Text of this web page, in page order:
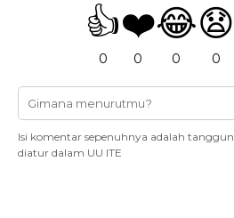
👍
0
❤️
0
😂
0
😧
0
Isi komentar sepenuhnya adalah
diatur dalam UU ITE